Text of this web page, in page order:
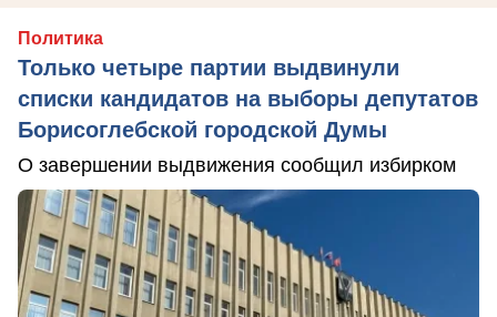
Политика
Только четыре партии выдвинули
списки кандидатов на выборы депутатов
Борисоглебской городской Думы
О завершении выдвижения сообщил избирком